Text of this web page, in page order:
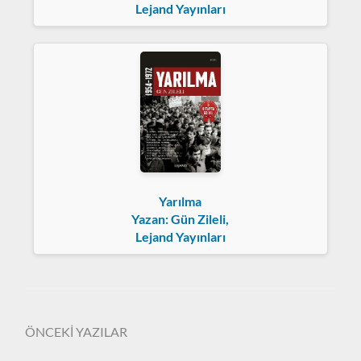
Lejand Yayınları
Yarılma
Yazan: Gün Zileli,
Lejand Yayınları
ÖNCEKİ YAZILAR